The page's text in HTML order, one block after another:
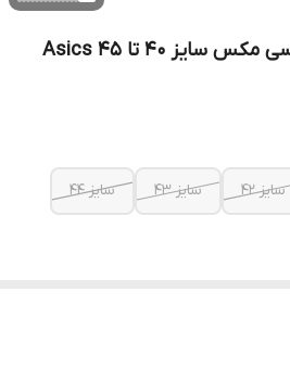
کتونی اسیکس ژل کینسی مکس سایز ۴۰ تا ۴۵ Asics
سایز ۴۲ سایز ۴۳ سایز ۴۴